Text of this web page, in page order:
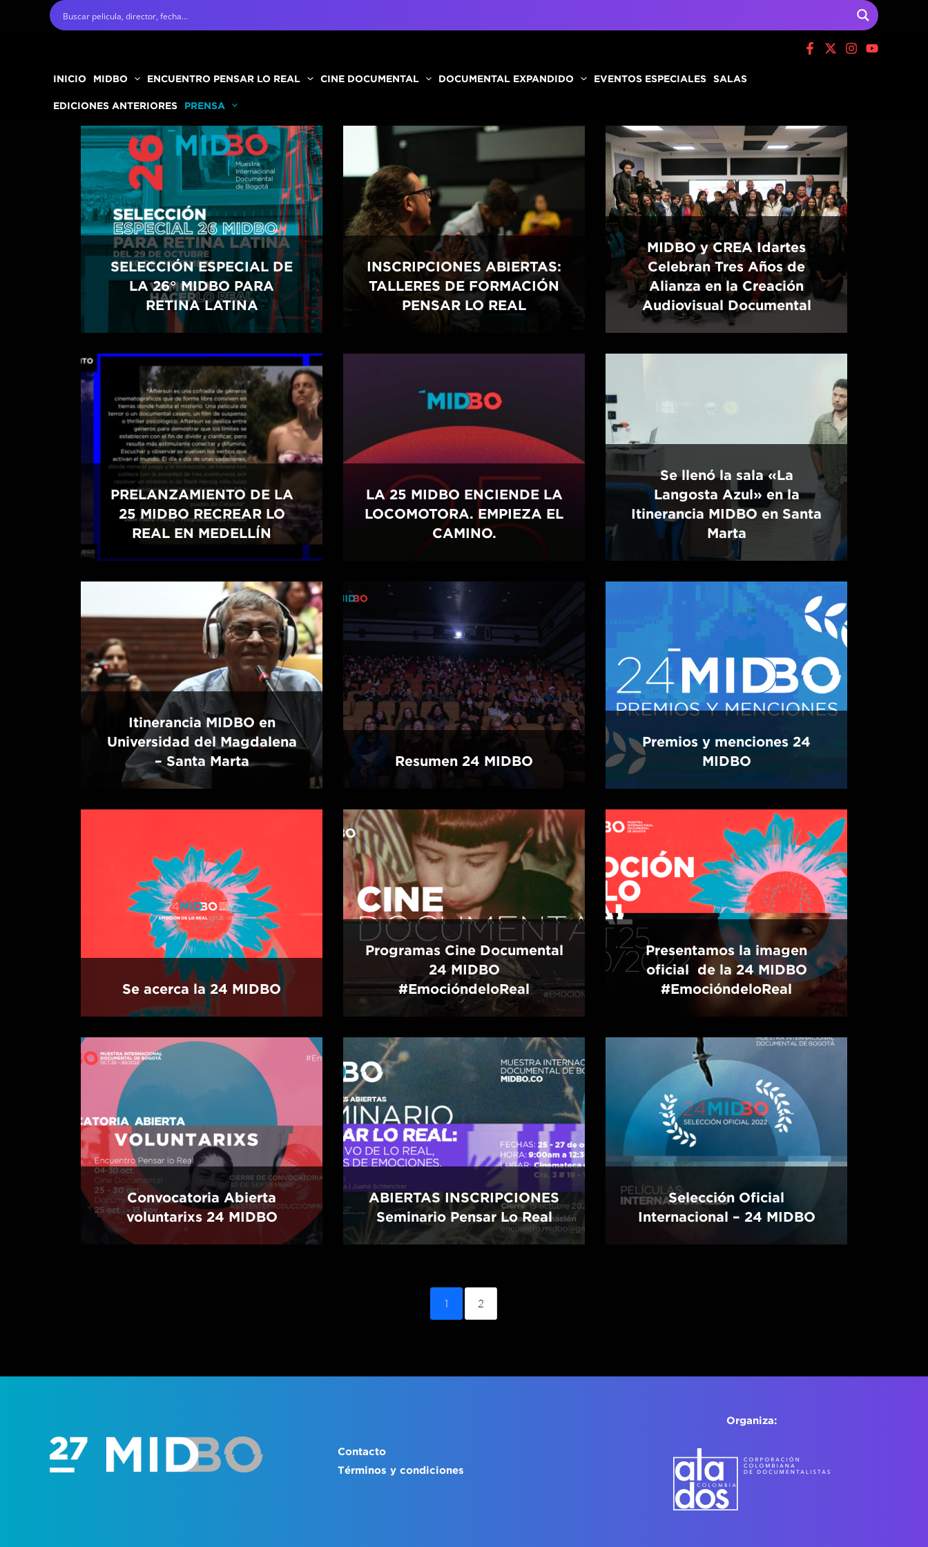
INICIO MIDBO ENCUENTRO PENSAR LO REAL CINE DOCUMENTAL DOCUMENTAL EXPANDIDO EVENTOS ESPECIALES SALAS
EDICIONES ANTERIORES PRENSA
SELECCIÓN ESPECIAL DE
LA 26° MIDBO PARA
RETINA LATINA
INSCRIPCIONES ABIERTAS:
TALLERES DE FORMACIÓN
PENSAR LO REAL
MIDBO y CREA Idartes
Celebran Tres Años de
Alianza en la Creación
Audiovisual Documental
PRELANZAMIENTO DE LA
25 MIDBO RECREAR LO
REAL EN MEDELLÍN
LA 25 MIDBO ENCIENDE LA
LOCOMOTORA. EMPIEZA EL
CAMINO.
Se llenó la sala «La
Langosta Azul» en la
Itinerancia MIDBO en Santa
Marta
Itinerancia MIDBO en
Universidad del Magdalena
– Santa Marta
Resumen 24 MIDBO
Premios y menciones 24
MIDBO
Se acerca la 24 MIDBO
Programas Cine Documental
24 MIDBO
#EmocióndeloReal
Presentamos la imagen
oficial de la 24 MIDBO
#EmocióndeloReal
Convocatoria Abierta
voluntarixs 24 MIDBO
ABIERTAS INSCRIPCIONES
Seminario Pensar Lo Real
Selección Oficial
Internacional – 24 MIDBO
1 2
Contacto
Términos y condiciones
Organiza: